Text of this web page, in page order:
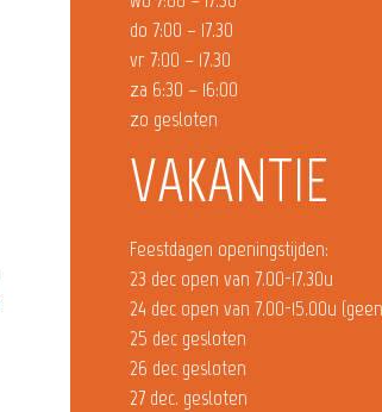
do 7:00 – 17.30
vr 7:00 – 17.30
za 6:30 – 16:00
zo gesloten
VAKANTIE
Feestdagen openingstijden:
23 dec open van 7.00-17.30u
24 dec open van 7.00-15.00u
25 dec gesloten
26 dec gesloten
27 dec. gesloten